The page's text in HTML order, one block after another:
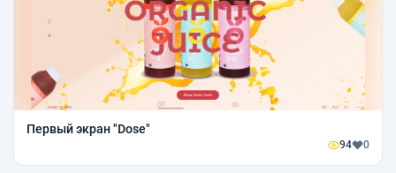
Первый экран "Dose"
94 0